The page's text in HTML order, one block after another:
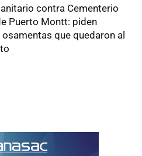
contra Cementerio
Puerto Montt: piden
que quedaron al